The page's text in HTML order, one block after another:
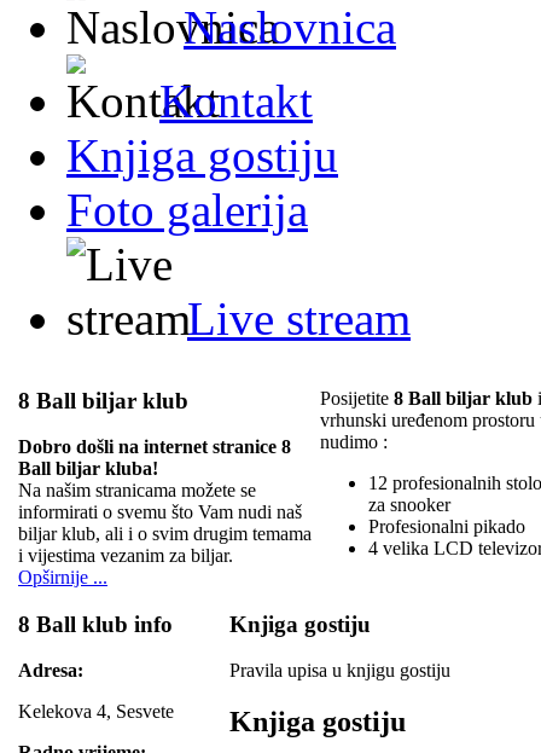
Naslovnica
Kontakt
Knjiga gostiju
Foto galerija
Live stream
8 Ball biljar klub
Dobro došli na internet stranice 8
Ball biljar kluba!
Na našim stranicama možete se
informirati o svemu što Vam nudi naš
biljar klub, ali i o svim drugim temama
i vijestima vezanim za biljar.
Opširnije ...
Posijetite 8 Ball biljar klub
vrhunski uređenom
nudimo :
12 profesionalnih
za snooker
Profesionalni pikado
4 velika LCD
8 Ball klub info
Adresa:
Kelekova 4, Sesvete
Knjiga gostiju
Pravila upisa u knjigu gostiju
Knjiga gostiju